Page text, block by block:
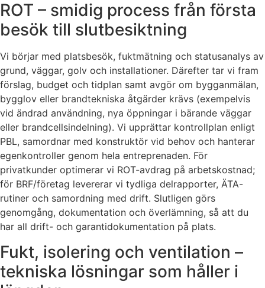
ROT – smidig process från första
besök till slutbesiktning
Vi börjar med platsbesök, fuktmätning och statusanalys av
grund, väggar, golv och installationer. Därefter tar vi fram
förslag, budget och tidplan samt avgör om bygganmälan,
bygglov eller brandtekniska åtgärder krävs (exempelvis
vid ändrad användning, nya öppningar i bärande väggar
eller brandcellsindelning). Vi upprättar kontrollplan enligt
PBL, samordnar med konstruktör vid behov och hanterar
egenkontroller genom hela entreprenaden. För
privatkunder optimerar vi ROT-avdrag på arbetskostnad;
för BRF/företag levererar vi tydliga delrapporter, ÄTA-
rutiner och samordning med drift. Slutligen görs
genomgång, dokumentation och överlämning, så att du
har all drift- och garantidokumentation på plats.
Fukt, isolering och ventilation –
tekniska lösningar som håller i